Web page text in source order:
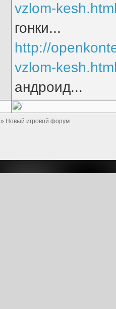
vzlom-
гонки...
http://
vzlom-
андроид...
» Новый игровой форум